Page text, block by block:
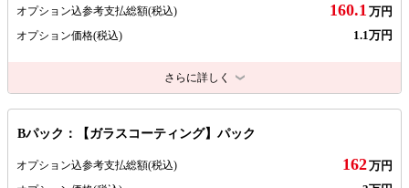
オプション込参考支払総額(税込) 160.1 万円
オプション価格(税込) 1.1万円
さらに詳しく
Bパック：【ガラスコーティング】パック
オプション込参考支払総額(税込) 162万円